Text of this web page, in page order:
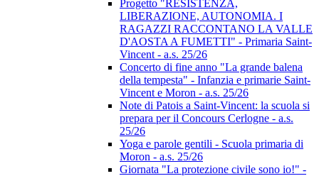
Progetto "RESISTENZA,
LIBERAZIONE, AUTONOMIA. I
RAGAZZI RACCONTANO LA VALLE
D'AOSTA A FUMETTI" - Primaria Saint-
Vincent - a.s. 25/26
Concerto di fine anno "La grande balena
della tempesta" - Infanzia e primarie Saint-
Vincent e Moron - a.s. 25/26
Note di Patois a Saint-Vincent: la scuola si
prepara per il Concours Cerlogne - a.s.
25/26
Yoga e parole gentili - Scuola primaria di
Moron - a.s. 25/26
Giornata "La protezione civile sono io!" -